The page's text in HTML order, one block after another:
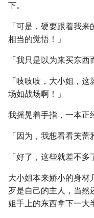
下。
「可是，硬要跟着我
相当的觉悟！」
「我只是以为来买东
「吱吱吱，大小姐，
场如战场啊！」
我摇晃着手指，一本正
「因为，我想看看芙蕾
「好了，这些就差不多
大小姐本来娇小的身材
歹是自己的主人，当然
姐手上的东西拿下一大